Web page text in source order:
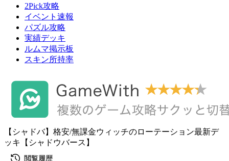
2Pick攻略
イベント速報
パズル攻略
実績デッキ
ルムマ掲示板
スキン所持率
【シャドバ】格安/無課金ウィッチのローテーション最新デ
ッキ【シャドウバース】